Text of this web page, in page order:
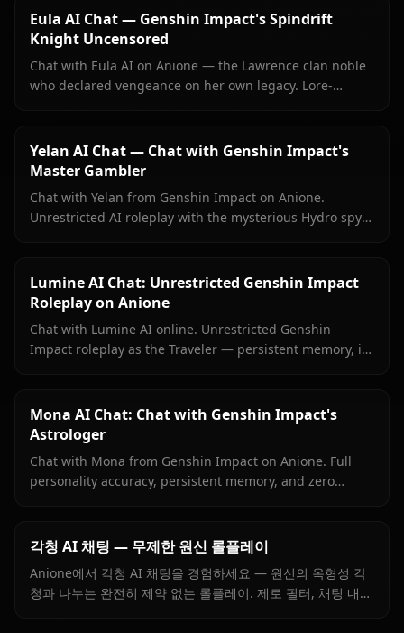
Eula AI Chat — Genshin Impact's Spindrift
Knight Uncensored
Chat with Eula AI on Anione — the Lawrence clan noble
who declared vengeance on her own legacy. Lore-
Yelan AI Chat — Chat with Genshin Impact's
Master Gambler
Chat with Yelan from Genshin Impact on Anione.
Unrestricted AI roleplay with the mysterious Hydro spy
Lumine AI Chat: Unrestricted Genshin Impact
Roleplay on Anione
Chat with Lumine AI online. Unrestricted Genshin
Impact roleplay as the Traveler — persistent memory, in-
Mona AI Chat: Chat with Genshin Impact's
Astrologer
Chat with Mona from Genshin Impact on Anione. Full
personality accuracy, persistent memory, and zero
각청 AI 채팅 — 무제한 원신 롤플레이
Anione에서 각청 AI 채팅을 경험하세요 — 원신의 옥형성 각
청과 나누는 완전히 제약 없는 롤플레이. 제로 필터, 채팅 내